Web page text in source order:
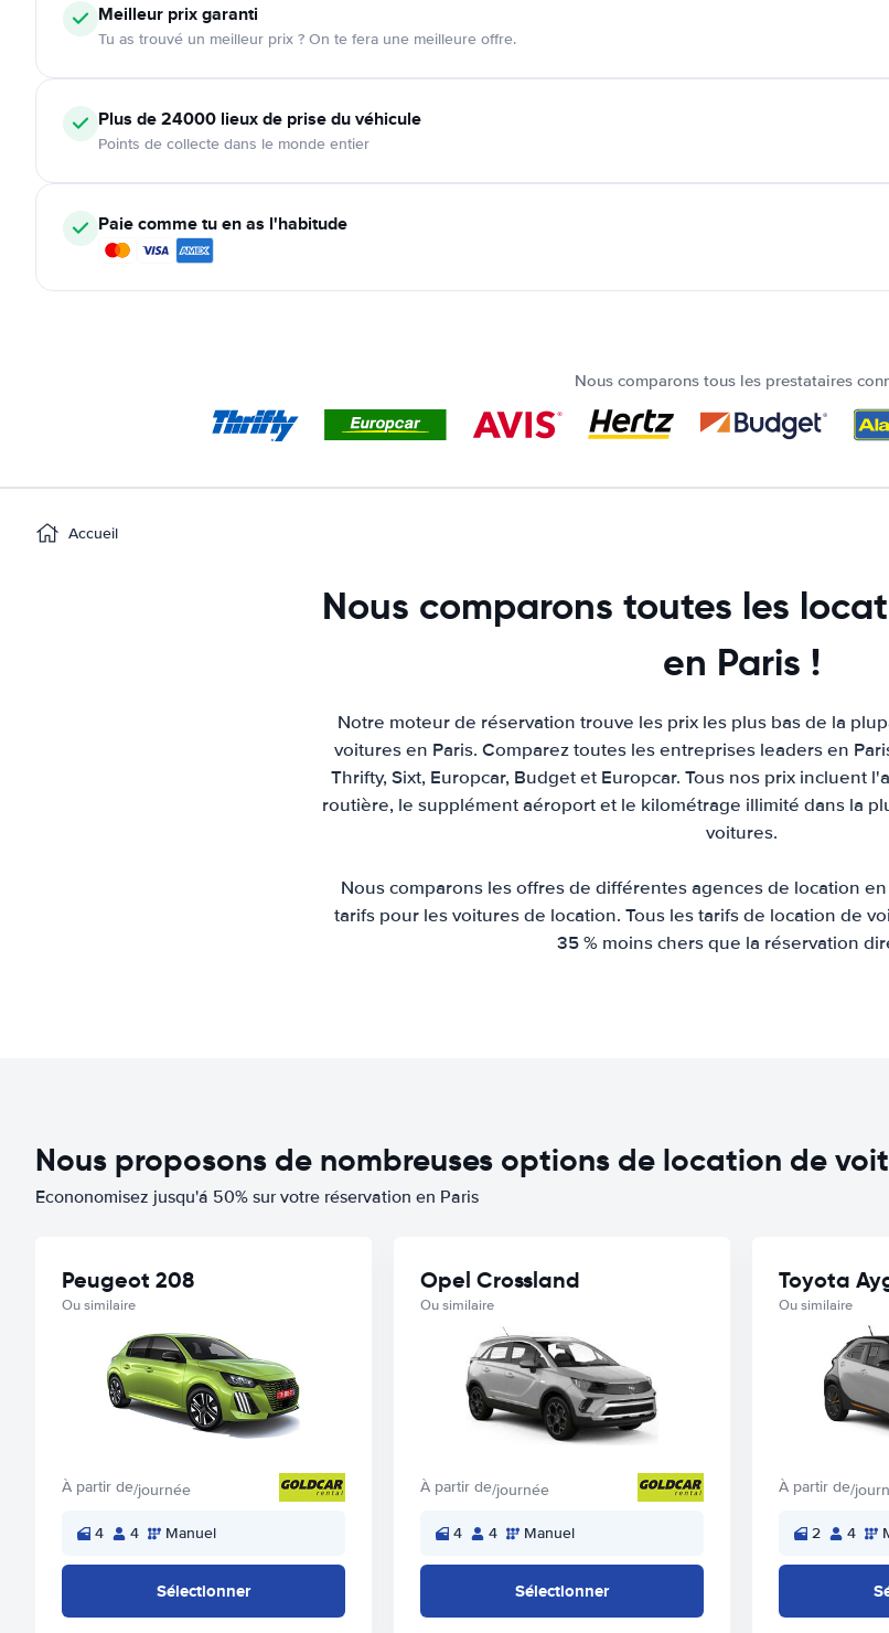
Meilleur prix garanti
Tu as trouvé un meilleur prix ? On te fera une meilleure offre.
Plus de 24000 lieux de prise du véhicule
Points de collecte dans le monde entier
Paie comme tu en as l'habitude
Nous comparons tous les prestataires
Accueil
Nous comparons toutes les
en Paris !
Notre moteur de réservation trouve les prix les plus bas de la
voitures en Paris. Comparez toutes les entreprises leaders en
Thrifty, Sixt, Europcar, Budget et Europcar. Tous nos prix incluent
routière, le supplément aéroport et le kilométrage illimité dans la
voitures.
Nous comparons les offres de différentes agences de location
tarifs pour les voitures de location. Tous les tarifs de location de
35 % moins chers que la réservation
Nous proposons de nombreuses options de location de
Econonomisez jusqu'á 50% sur votre réservation en Paris
Peugeot 208
Ou similaire
À partir de/journée
4 4 Manuel
Sélectionner
Opel Crossland
Ou similaire
À partir de/journée
4 4 Manuel
Sélectionner
Toyota
Ou similaire
À partir de/
2 4